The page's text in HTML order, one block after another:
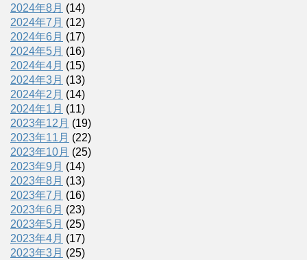
2024年8月 (14)
2024年7月 (12)
2024年6月 (17)
2024年5月 (16)
2024年4月 (15)
2024年3月 (13)
2024年2月 (14)
2024年1月 (11)
2023年12月 (19)
2023年11月 (22)
2023年10月 (25)
2023年9月 (14)
2023年8月 (13)
2023年7月 (16)
2023年6月 (23)
2023年5月 (25)
2023年4月 (17)
2023年3月 (25)